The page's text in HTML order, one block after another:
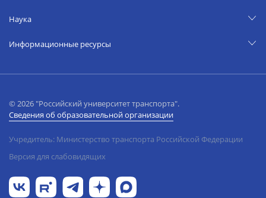
Наука
Информационные ресурсы
© 2026 "Российский университет транспорта".
Сведения об образовательной организации
Учредитель: Министерство транспорта Российской Федерации
Версия для слабовидящих